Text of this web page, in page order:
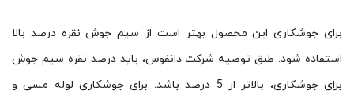
برای جوشکاری این محصول بهتر است از سیم جوش نقره درصد بالا
استفاده شود. طبق توصیه شرکت دانفوس، باید درصد نقره سیم جوش
برای جوشکاری، بالاتر از 5 درصد باشد. برای جوشکاری لوله مسی و